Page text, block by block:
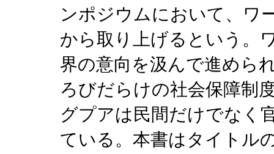
ンポジウムにおいて、ワ
から取り上げるという。
界の意向を汲んで進めら
ろびだらけの社会保障制
グプアは民間だけでなく
ている。本書はタイトル